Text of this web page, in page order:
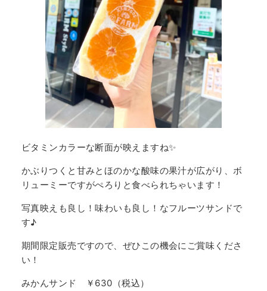
ビタミンカラーな断面が映えますね✨
かぶりつくと甘みとほのかな酸味の果汁が広がり、ボ
リューミーですがぺろりと食べられちゃいます！
写真映えも良し！味わいも良し！なフルーツサンドで
す♪
期間限定販売ですので、ぜひこの機会にご賞味くださ
い！
みかんサンド ￥630（税込）